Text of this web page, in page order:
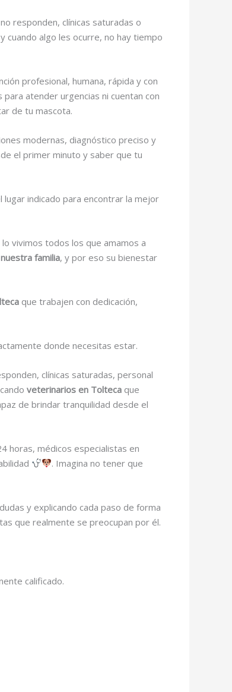
responden, clínicas saturadas o
cuando algo les ocurre, no hay tiempo
profesional, humana, rápida y con
atender urgencias ni cuentan con
de tu mascota.
modernas, diagnóstico preciso y
el primer minuto y saber que tu
indicado para encontrar la mejor
vivimos todos los que amamos a
familia, y por eso su bienestar
que trabajen con dedicación,
donde necesitas estar.
clínicas saturadas, personal
veterinarios en Tolteca que
de brindar tranquilidad desde el
horas, médicos especialistas en
. Imagina no tener que
y explicando cada paso de forma
que realmente se preocupan por él.
calificado.